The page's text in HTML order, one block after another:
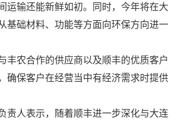
运输还能新鲜如初。同时，今年将在大
基础材料、功能等方面向环保方向进一
丰农合作的供应商以及顺丰的优质客户
确保客户在经营当中有经济需求时提供
责人表示，随着顺丰进一步深化与大连